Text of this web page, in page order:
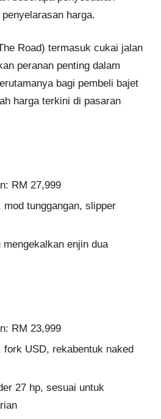
harga.
Road) termasuk cukai jalan
peranan penting dalam
bagi pembeli bajet
harga terkini di pasaran
RM 27,999
mod tunggangan, slipper
enjin dua
RM 23,999
fork USD, rekabentuk naked
27 hp, sesuai untuk